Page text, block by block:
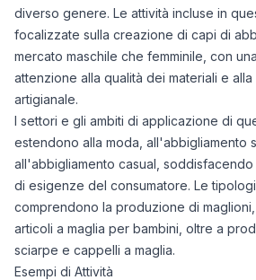
diverso genere. Le attività incluse in
focalizzate sulla creazione di capi di
mercato maschile che femminile, con
attenzione alla qualità dei materiali e
artigianale.
I settori e gli ambiti di applicazione di
estendono alla moda, all'abbigliamento
all'abbigliamento casual, soddisfacendo
di esigenze del consumatore. Le
comprendono la produzione di
articoli a maglia per bambini, oltre a
sciarpe e cappelli a maglia.
Esempi di Attività